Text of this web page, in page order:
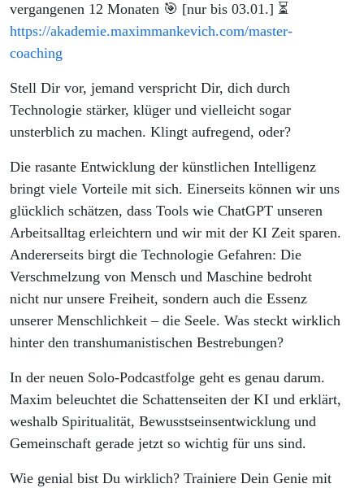
vergangenen 12 Monaten 🎯⁠ [nur bis 03.01.] ⏳️
https://akademie.maximmankevich.com/master-
coaching
Stell Dir vor, jemand verspricht Dir, dich durch
Technologie stärker, klüger und vielleicht sogar
unsterblich zu machen. Klingt aufregend, oder?
Die rasante Entwicklung der künstlichen Intelligenz
bringt viele Vorteile mit sich. Einerseits können wir uns
glücklich schätzen, dass Tools wie ChatGPT unseren
Arbeitsalltag erleichtern und wir mit der KI Zeit sparen.
Andererseits birgt die Technologie Gefahren: Die
Verschmelzung von Mensch und Maschine bedroht
nicht nur unsere Freiheit, sondern auch die Essenz
unserer Menschlichkeit – die Seele. Was steckt wirklich
hinter den transhumanistischen Bestrebungen?
In der neuen Solo-Podcastfolge geht es genau darum.
Maxim beleuchtet die Schattenseiten der KI und erklärt,
weshalb Spiritualität, Bewusstseinsentwicklung und
Gemeinschaft gerade jetzt so wichtig für uns sind.
Wie genial bist Du wirklich? Trainiere Dein Genie mit